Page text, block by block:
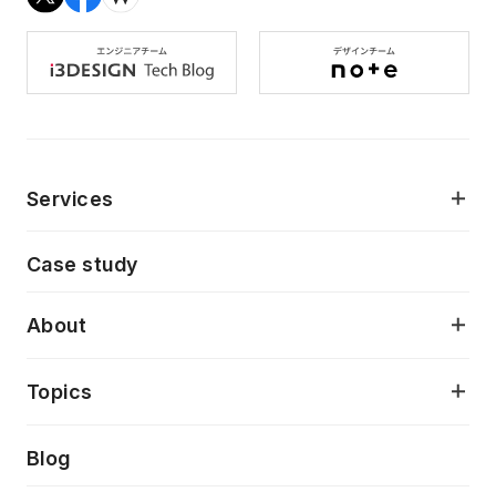
Services
AI駆動開発支援
モダナイゼーション
Case study
About
当社が目指しているもの
Topics
Press release
Blog